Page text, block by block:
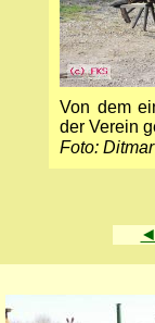
Von dem
der Verein
Foto: